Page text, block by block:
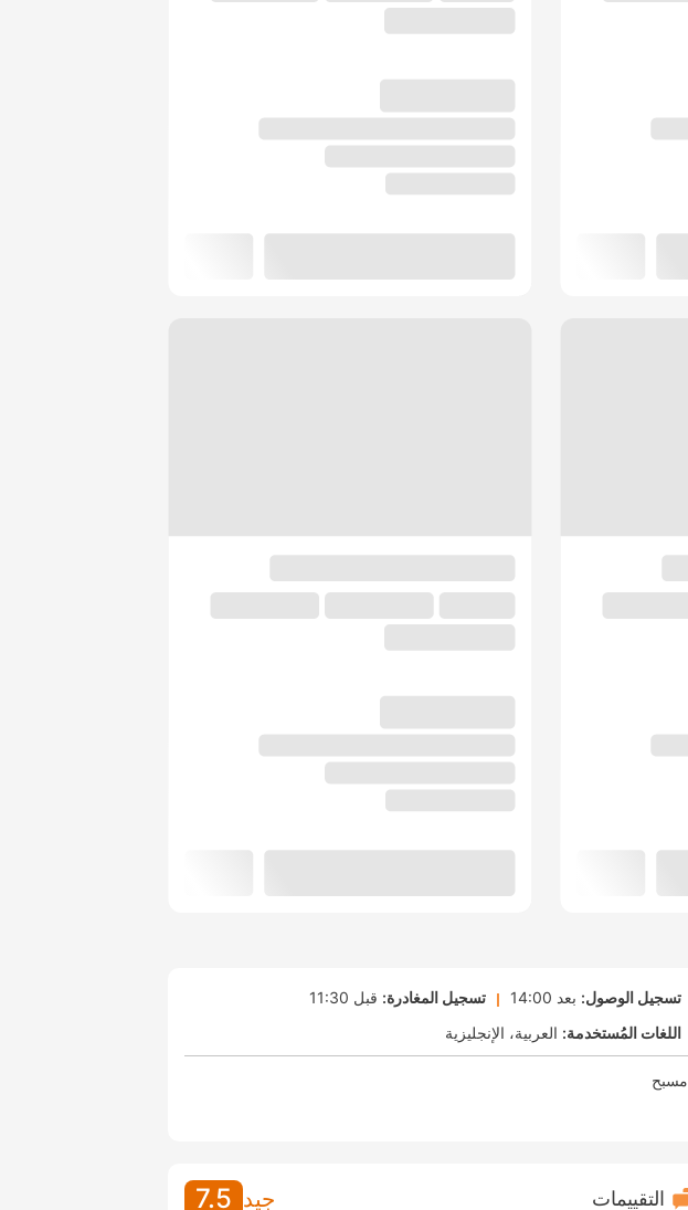
تسجيل الوصول: بعد 14:00 تسجيل المغادرة: قبل 11:30
اللغات المُستخدمة: العربية الإنجليزية
مسبح
التقييمات جيد 7.5